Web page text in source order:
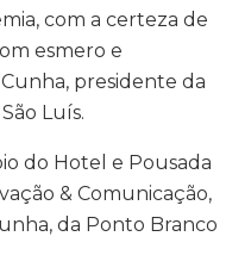
com a certeza de
esmero e
presidente da
Luís.
do Hotel e Pousada
& Comunicação,
da Ponto Branco